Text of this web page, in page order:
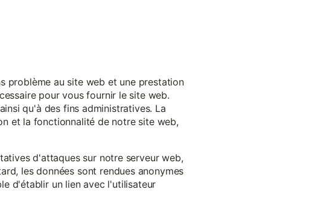
problème au site web et une prestation
pour vous fournir le site web.
qu'à des fins administratives. La
et la fonctionnalité de notre site web,
d'attaques sur notre serveur web,
les données sont rendues anonymes
d'établir un lien avec l'utilisateur